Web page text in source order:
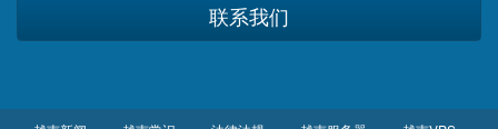
联系我们